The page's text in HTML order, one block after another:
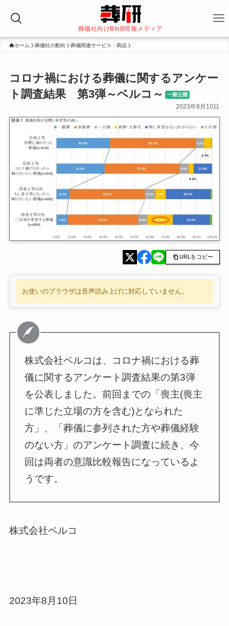
葬儀社向けBtoB情報メディア
ホーム 葬儀社の動向 葬儀関連サービス・商品
コロナ禍における葬儀に関するアンケー
ト調査結果 第3弾～ベルコ～
一般公開
2023年8月10日
URLをコピー
お使いのブラウザは音声読み上げに対応していません。
株式会社ベルコは、コロナ禍における葬
儀に関するアンケート調査結果の第3弾
を公表しました。前回までの「喪主(喪主
に準じた立場の方を含む)となられた
方」、「葬儀に参列された方や葬儀経験
のない方」のアンケート調査に続き、今
回は両者の意識比較報告になっているよ
うです。
株式会社ベルコ
2023年8月10日